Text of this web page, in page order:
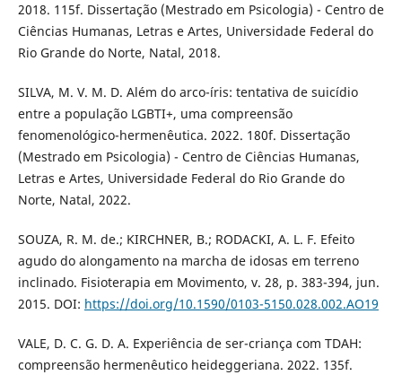
2018. 115f. Dissertação (Mestrado em Psicologia) - Centro de
Ciências Humanas, Letras e Artes, Universidade Federal do
Rio Grande do Norte, Natal, 2018.
SILVA, M. V. M. D. Além do arco-íris: tentativa de suicídio
entre a população LGBTI+, uma compreensão
fenomenológico-hermenêutica. 2022. 180f. Dissertação
(Mestrado em Psicologia) - Centro de Ciências Humanas,
Letras e Artes, Universidade Federal do Rio Grande do
Norte, Natal, 2022.
SOUZA, R. M. de.; KIRCHNER, B.; RODACKI, A. L. F. Efeito
agudo do alongamento na marcha de idosas em terreno
inclinado. Fisioterapia em Movimento, v. 28, p. 383-394, jun.
2015. DOI: https://doi.org/10.1590/0103-5150.028.002.AO19
VALE, D. C. G. D. A. Experiência de ser-criança com TDAH:
compreensão hermenêutico heideggeriana. 2022. 135f.